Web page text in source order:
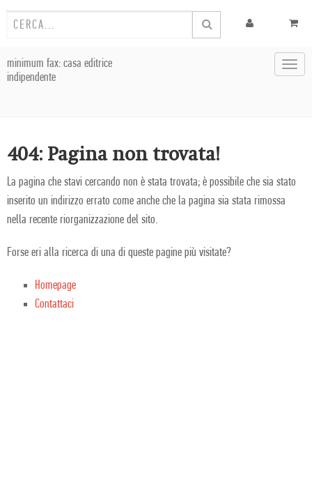
minimum fax: casa editrice
indipendente
404: Pagina non trovata!
La pagina che stavi cercando non è stata trovata; è possibile che sia stato
inserito un indirizzo errato come anche che la pagina sia stata rimossa
nella recente riorganizzazione del sito.
Forse eri alla ricerca di una di queste pagine più visitate?
Homepage
Contattaci